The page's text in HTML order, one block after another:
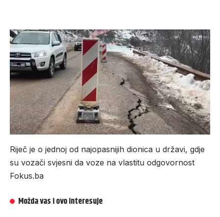
Riječ je o jednoj od najopasnijih dionica u državi, gdje
su vozači svjesni da voze na vlastitu odgovornost
Fokus.ba
Možda vas i ovo interesuje